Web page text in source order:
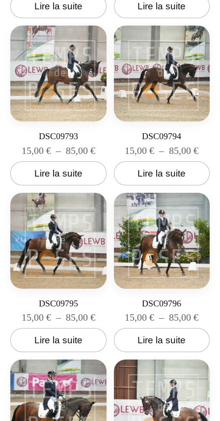
Lire la suite Lire la suite
DSC09793
15,00 € – 85,00 €
Lire la suite
DSC09794
15,00€ – 85,00€
Lire la suite
DSC09795
15,00 € – 85,00 €
Lire la suite
DSC09796
15,00€ – 85,00€
Lire la suite